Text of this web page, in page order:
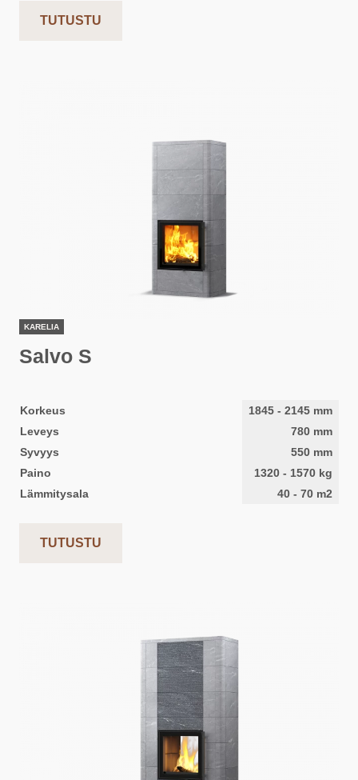
TUTUSTU
KARELIA
Salvo S
Korkeus 1845 - 2145 mm
Leveys
780 mm
Syvyys
550 mm
Paino
1320 - 1570 kg
Lämmitysala
40 - 70 m2
TUTUSTU